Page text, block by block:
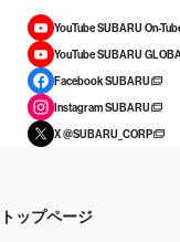
YouTube SUBARU On-
YouTube SUBARU
Facebook SUBARU
Instagram SUBARU
X @SUBARU_CORP
トップページ